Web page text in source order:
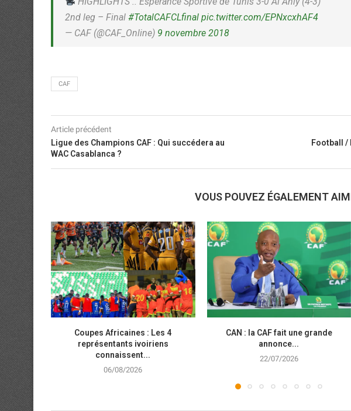
2nd leg – Final #TotalCAFCLfinal pic.twitter.com/EPNxcxhAF4
— CAF (@CAF_Online) 9 novembre 2018
CAF
Article précédent
Ligue des Champions CAF : Qui succédera au
WAC Casablanca ?
Football /
VOUS POUVEZ ÉGALEMENT
Coupes Africaines : Les 4
représentants ivoiriens
connaissent...
06/08/2026
CAN : la CAF fait une grande
annonce...
22/07/2026